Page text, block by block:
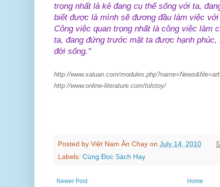
trọng nhất là kẻ đang cụ thể sống với ta,
biết được là mình sẽ đương đầu làm việc
Công việc quan trọng nhất là công việc làm
ta, đang đứng trước mặt ta được hạnh
đời sống."
http://www.xaluan.com/
http://www.online-literature.com/tolstoy/
Posted by Việt Nam Ăn Chay on July 14, 2010
Labels: Cùng Đọc Sách Hay
Newer Post Home